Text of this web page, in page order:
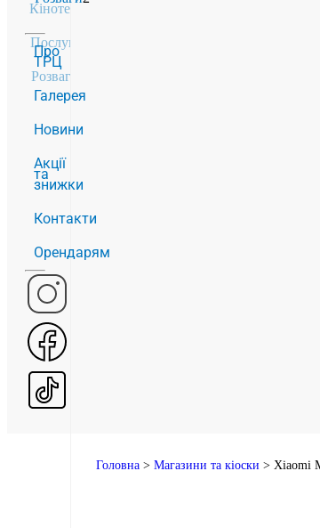
Про
ТРЦ
Галерея
Новини
Акції
та
знижки
Контакти
Орендарям
Кінотеатр
Послуги
Розваги
Головна > Магазини та кіоски > Xiaomi